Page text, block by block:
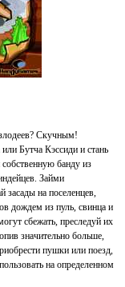
Скучным!
Бутча Кэссиди и стань
банду из
Займи
засады на поселенцев,
дождем из пуль, свинца и
сбежать, преследуй их
значительно больше,
пушки или поезд,
на определенном